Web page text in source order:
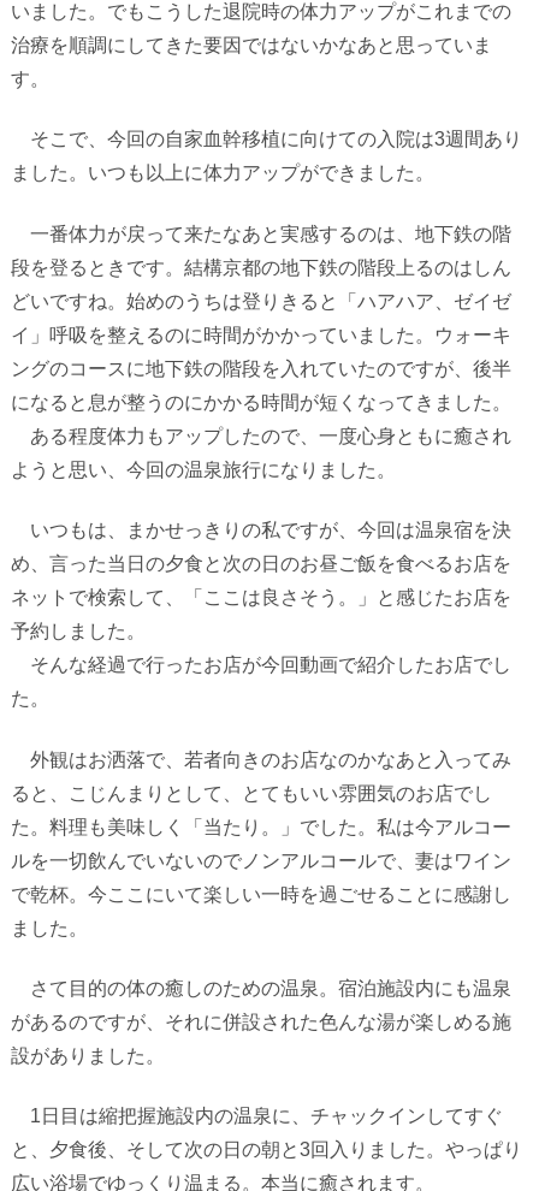
いました。でもこうした退院時の体力アップがこれまでの
治療を順調にしてきた要因ではないかなあと思っていま
す。
そこで、今回の自家血幹移植に向けての入院は3週間あり
ました。いつも以上に体力アップができました。
一番体力が戻って来たなあと実感するのは、地下鉄の階
段を登るときです。結構京都の地下鉄の階段上るのはしん
どいですね。始めのうちは登りきると「ハアハア、ゼイゼ
イ」呼吸を整えるのに時間がかかっていました。ウォーキ
ングのコースに地下鉄の階段を入れていたのですが、後半
になると息が整うのにかかる時間が短くなってきました。
ある程度体力もアップしたので、一度心身ともに癒され
ようと思い、今回の温泉旅行になりました。
いつもは、まかせっきりの私ですが、今回は温泉宿を決
め、言った当日の夕食と次の日のお昼ご飯を食べるお店を
ネットで検索して、「ここは良さそう。」と感じたお店を
予約しました。
そんな経過で行ったお店が今回動画で紹介したお店でし
た。
外観はお洒落で、若者向きのお店なのかなあと入ってみ
ると、こじんまりとして、とてもいい雰囲気のお店でし
た。料理も美味しく「当たり。」でした。私は今アルコー
ルを一切飲んでいないのでノンアルコールで、妻はワイン
で乾杯。今ここにいて楽しい一時を過ごせることに感謝し
ました。
さて目的の体の癒しのための温泉。宿泊施設内にも温泉
があるのですが、それに併設された色んな湯が楽しめる施
設がありました。
1 日目は縮把握施設内の温泉に、チャックインしてすぐ
と、夕食後、そして次の日の朝と3回入りました。やっぱり
広い浴場でゆっくり温まる。本当に癒されます。